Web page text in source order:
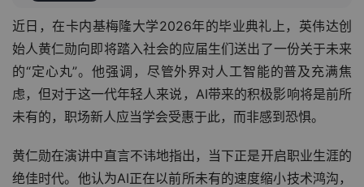
近日，在卡内基梅隆大学2026年的毕业典礼上，英伟达创
始人黄仁勋向即将踏入社会的应届生们送出了一份关于未来
的“定心丸”。他强调，尽管外界对人工智能的普及充满焦
虑，但对于这一代年轻人来说，AI带来的积极影响将是前所
未有的，职场新人应当学会受惠于此，而非感到恐惧。
黄仁勋在演讲中直言不讳地指出，当下正是开启职业生涯的
绝佳时代。他认为AI正在以前所未有的速度缩小技术鸿沟，